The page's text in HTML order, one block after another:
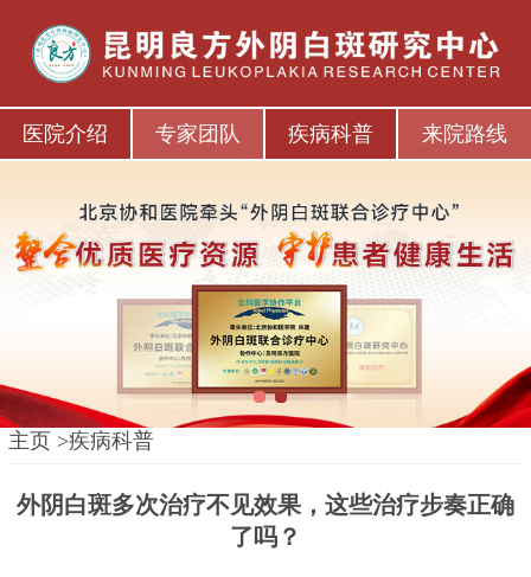
医院介绍 专家团队 疾病科普 来院路线
主页 >疾病科普
外阴白斑多次治疗不见效果，这些治疗步奏正确
了吗？